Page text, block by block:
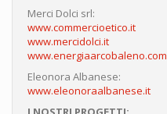
Merci Dolci srl:
www.commercioetico.it
www.mercidolci.it
www.energiaarcobaleno.com
Eleonora Albanese:
www.eleonoraalbanese.it